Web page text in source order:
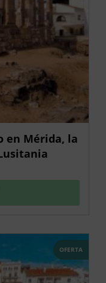
en Mérida, la
OFERTA